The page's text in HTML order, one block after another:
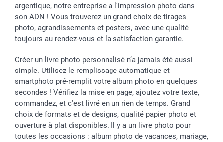
argentique, notre entreprise a l'impression photo dans
son ADN ! Vous trouverez un grand choix de tirages
photo, agrandissements et posters, avec une qualité
toujours au rendez-vous et la satisfaction garantie.
Créer un livre photo personnalisé n’a jamais été aussi
simple. Utilisez le remplissage automatique et
smartphoto pré-remplit votre album photo en quelques
secondes ! Vérifiez la mise en page, ajoutez votre texte,
commandez, et c'est livré en un rien de temps. Grand
choix de formats et de designs, qualité papier photo et
ouverture à plat disponibles. Il y a un livre photo pour
toutes les occasions : album photo de vacances, mariage,